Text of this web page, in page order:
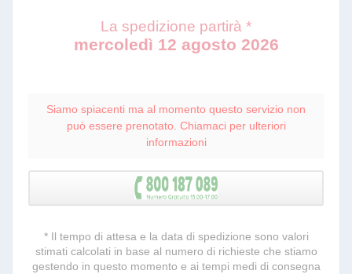
La spedizione partirà *
mercoledì 12 agosto 2026
Siamo spiacenti ma al momento questo servizio non
può essere prenotato. Chiamaci per ulteriori
informazioni
* Il tempo di attesa e la data di spedizione sono valori
stimati calcolati in base al numero di richieste che stiamo
gestendo in questo momento e ai tempi medi di consegna